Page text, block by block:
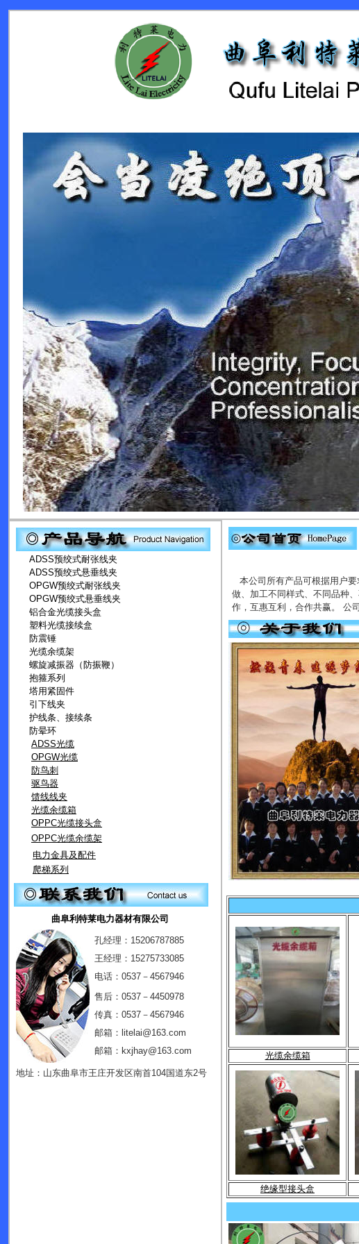
本公司所有产品可根据用户
做、加工不同样式、不同品种
作，互惠互利，合作共赢。 公
光缆余缆箱
绝缘型接头盒
ADSS预绞式耐张线夹
ADSS预绞式悬垂线夹
OPGW预绞式耐张线夹
OPGW预绞式悬垂线夹
铝合金光缆接头盒
塑料光缆接续盒
防震锤
光缆余缆架
螺旋减振器（防振鞭）
抱箍系列
塔用紧固件
引下线夹
护线条、接续条
防晕环
ADSS光缆
OPGW光缆
防鸟刺
驱鸟器
馈线线夹
光缆余缆箱
OPPC光缆接头盒
OPPC光缆余缆架
电力金具及配件
爬梯系列
曲阜利特莱电力器材有限公司
孔经理：15206787885
王经理：15275733085
电话：0537－4567946
售后：0537－4450978
传真：0537－4567946
邮箱：litelai@163.com
邮箱：kxjhay@163.com
地址：山东曲阜市王庄开发区南首104国道东2号